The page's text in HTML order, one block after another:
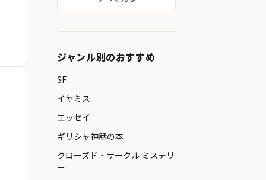
ジャンル別のおすすめ
SF
イヤミス
エッセイ
ギリシャ神話の本
クローズド・サークル ミステリ
ー